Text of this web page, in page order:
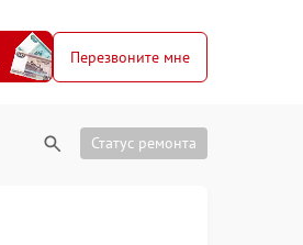
Перезвоните мне
Статус ремонта